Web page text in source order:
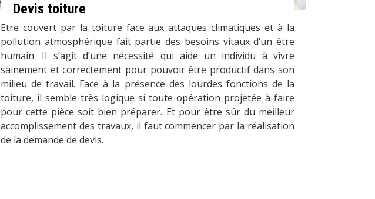
Devis toiture
Etre couvert par la toiture face aux attaques climatiques et à la
pollution atmosphérique fait partie des besoins vitaux d’un être
humain. Il s’agit d’une nécessité qui aide un individu à vivre
sainement et correctement pour pouvoir être productif dans son
milieu de travail. Face à la présence des lourdes fonctions de la
toiture, il semble très logique si toute opération projetée à faire
pour cette pièce soit bien préparer. Et pour être sûr du meilleur
accomplissement des travaux, il faut commencer par la réalisation
de la demande de devis.